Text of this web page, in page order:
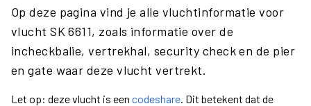
Op deze pagina vind je alle vluchtinformatie voor
vlucht SK 6611, zoals informatie over de
incheckbalie, vertrekhal, security check en de pier
en gate waar deze vlucht vertrekt.
Let op: deze vlucht is een codeshare. Dit betekent dat de